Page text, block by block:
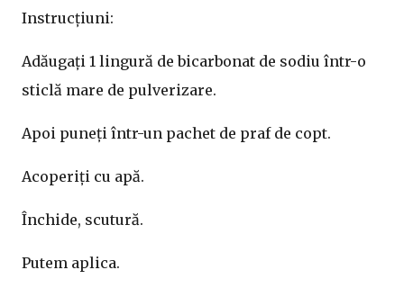
Instrucțiuni:
Adăugați 1 lingură de bicarbonat de sodiu într-o
sticlă mare de pulverizare.
Apoi puneți într-un pachet de praf de copt.
Acoperiți cu apă.
Închide, scutură.
Putem aplica.